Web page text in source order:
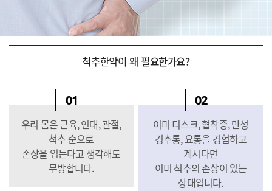
척추한약이 왜 필요한가요?
01
우리 몸은 근육, 인대, 관절,
척추 순으로
손상을 입는다고 생각해도
무방합니다.
02
이미 디스크, 협착증, 만성
경추통, 요통을 경험하고
계시다면
이미 척추의 손상이 있는
상태입니다.